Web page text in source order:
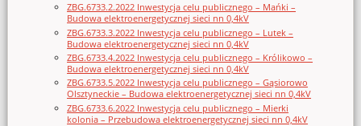
ZBG.6733.2.2022 Inwestycja celu publicznego – Mańki –
Budowa elektroenergetycznej sieci nn 0,4kV
ZBG.6733.3.2022 Inwestycja celu publicznego – Lutek –
Budowa elektroenergetycznej sieci nn 0,4kV
ZBG.6733.4.2022 Inwestycja celu publicznego – Królikowo –
Budowa elektroenergetycznej sieci nn 0,4kV
ZBG.6733.5.2022 Inwestycja celu publicznego – Gąsiorowo
Olsztyneckie – Budowa elektroenergetycznej sieci nn 0,4kV
ZBG.6733.6.2022 Inwestycja celu publicznego – Mierki
kolonia – Przebudowa elektroenergetycznej sieci nn 0,4kV